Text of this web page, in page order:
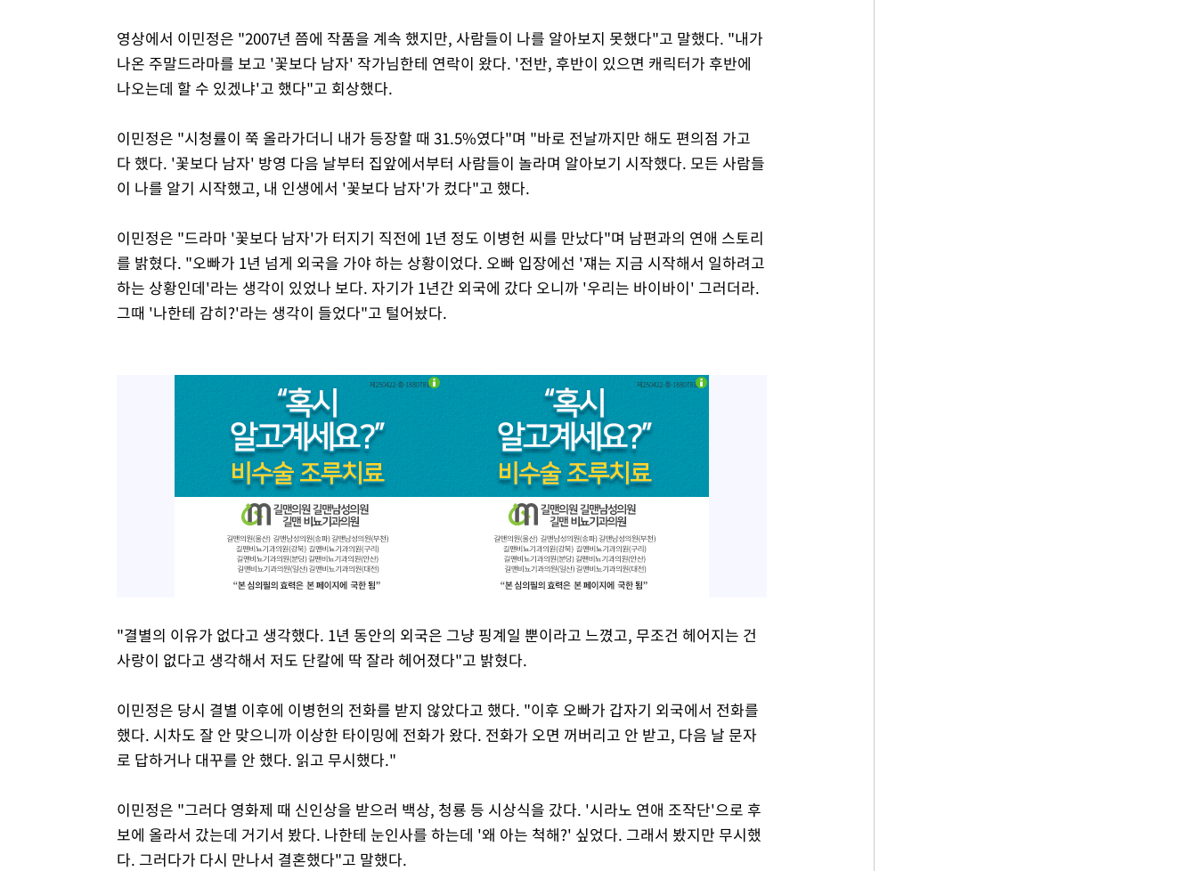
영상에서 이민정은 "2007년 쯤에 작품을 계속 했지만, 사람들이 나를 알아보지 못했다"고 말했다. "내가
나온 주말드라마를 보고 '꽃보다 남자' 작가님한테 연락이 왔다. '전반, 후반이 있으면 캐릭터가 후반에
나오는데 할 수 있겠냐'고 했다"고 회상했다.
이민정은 "시청률이 쭉 올라가더니 내가 등장할 때 31.5%였다"며 "바로 전날까지만 해도 편의점 가고
다 했다. '꽃보다 남자' 방영 다음 날부터 집앞에서부터 사람들이 놀라며 알아보기 시작했다. 모든 사람들
이 나를 알기 시작했고, 내 인생에서 '꽃보다 남자'가 컸다"고 했다.
이민정은 "드라마 '꽃보다 남자'가 터지기 직전에 1년 정도 이병헌 씨를 만났다"며 남편과의 연애 스토리
를 밝혔다. "오빠가 1년 넘게 외국을 가야 하는 상황이었다. 오빠 입장에선 '쟤는 지금 시작해서 일하려고
하는 상황인데'라는 생각이 있었나 보다. 자기가 1년간 외국에 갔다 오니까 '우리는 바이바이' 그러더라.
그때 '나한테 감히?'라는 생각이 들었다"고 털어놨다.
"결별의 이유가 없다고 생각했다. 1년 동안의 외국은 그냥 핑계일 뿐이라고 느꼈고, 무조건 헤어지는 건
사랑이 없다고 생각해서 저도 단칼에 딱 잘라 헤어졌다"고 밝혔다.
이민정은 당시 결별 이후에 이병헌의 전화를 받지 않았다고 했다. "이후 오빠가 갑자기 외국에서 전화를
했다. 시차도 잘 안 맞으니까 이상한 타이밍에 전화가 왔다. 전화가 오면 꺼버리고 안 받고, 다음 날 문자
로 답하거나 대꾸를 안 했다. 읽고 무시했다."
이민정은 "그러다 영화제 때 신인상을 받으러 백상, 청룡 등 시상식을 갔다. '시라노 연애 조작단'으로 후
보에 올라서 갔는데 거기서 봤다. 나한테 눈인사를 하는데 '왜 아는 척해?' 싶었다. 그래서 봤지만 무시했
다. 그러다가 다시 만나서 결혼했다"고 말했다.